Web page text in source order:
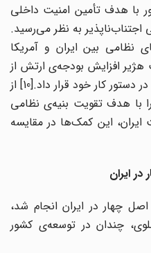
با هدف تأمین امنیت داخلی
به نظر می‌‌رسید.
نظامی بین ایران و آمریکا
سال‌ 1326 دولت هژیر افزایش بودجه‌ی ارتش از
10 میلیون دلار به 16 میلیون دلار را در دستور کار خود قرار داد.[10] از
با هدف تقویت بنیه‌‌ی نظامی
این کمک‌‌ها در مقایسه
ایران
چهار در ایران انجام شد،
چندان در توسعه‌ی کشور